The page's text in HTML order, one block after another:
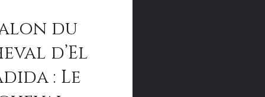
du
d’El
: Le